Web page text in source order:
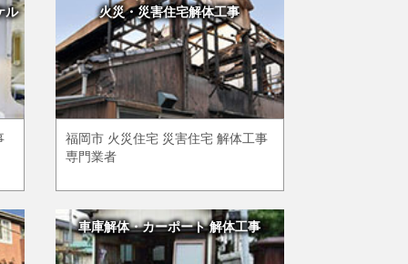
ル 火災・災害住宅解体工事
福岡市 火災住宅 災害住宅 解体工事
専門業者
車庫解体・カーポート 解体工事